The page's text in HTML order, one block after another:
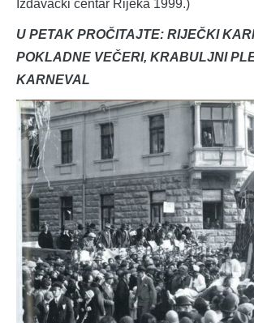
Izdavački centar Rijeka 1999.)
U PETAK PROČITAJTE: RIJEČKI
POKLADNE VEČERI, KRABULJNI
KARNEVAL